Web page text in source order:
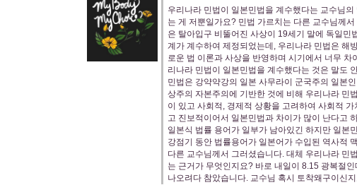
우리나라 민법이 일본민법을 계수했다는 교수님의
는 게 저뿐일가요? 민법 가르치는 다른 교수님께
은 탈아입구 비뚤어진 사상이 19세기 말에 독일민
계가 계수하여 제정되었는데, 우리나라 민법은 해
로운 법 이론과 사상을 반영하며 시기에서 너무 차
리나라 민법이 일본민법을 계수했다는 것은 말도
민법은 강약약강의 일본 사무라이 군국주의 일본
상주의 자본주의에 기반한 것에 비해 우리나라 민
이 있고 사회적, 경제적 상황을 고려하여 사회적
고 진보적이어서 일본민법과 차이가 많이 난다고
일본식 법률 용어가 일부가 남아있긴 하지만 일본
강점기 동안 법률용어가 일본어가 수입된 역사적
다른 교수님께서 그러셨습니다. 대체 우리나라 민
는 근거가 무엇인지요? 바로 내일이 8.15 광복절인
나오려다 참았습니다. 교수님 혹시 토착왜구이신